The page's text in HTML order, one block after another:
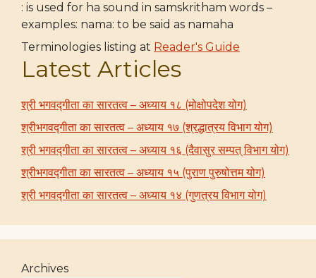
: is used for ha sound in samskritham words –
examples: nama: to be said as namaha
Terminologies listing at Reader's Guide
Latest Articles
श्री भगवद्गीता का सारतत्व – अध्याय १८ (मोक्षोपदेश योग)
श्रीभगवद्गीता का सारतत्व – अध्याय १७ (श्रद्धात्रय विभाग योग)
श्री भगवद्गीता का सारतत्व – अध्याय १६ (दैवासुर सम्पत् विभाग योग)
श्रीभगवद्गीता का सारतत्व – अध्याय १५ (पुराण पुरुषोत्तम योग)
श्री भगवद्गीता का सारतत्व – अध्याय १४ (गुणत्रय विभाग योग)
Archives